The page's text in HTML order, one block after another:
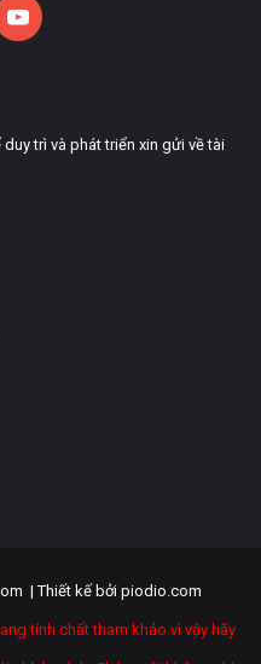
YouTube
trì và phát triển xin gửi về tài
|Thiết kế bởi piodio.com
tính chất tham khảo vì vậy hãy